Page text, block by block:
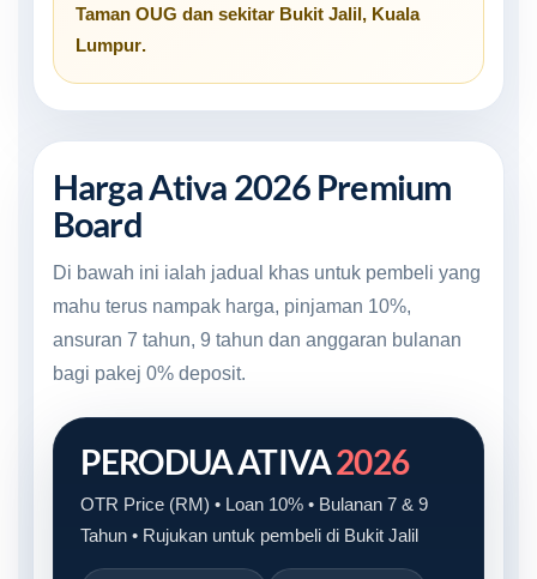
Taman OUG dan sekitar Bukit Jalil, Kuala
Lumpur.
Harga Ativa 2026 Premium
Board
Di bawah ini ialah jadual khas untuk pembeli yang
mahu terus nampak harga, pinjaman 10%,
ansuran 7 tahun, 9 tahun dan anggaran bulanan
bagi pakej 0% deposit.
PERODUA ATIVA2026
OTR Price (RM) • Loan 10% • Bulanan 7 & 9
Tahun • Rujukan untuk pembeli di Bukit Jalil